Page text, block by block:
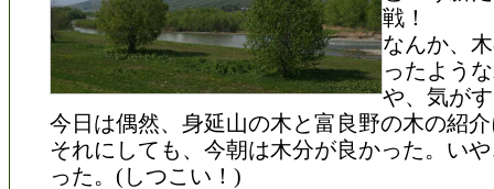
戦！
なんか、
ったよう
や、気が
今日は偶然、身延山の木と富良野の木の紹
それにしても、今朝は木分が良かった。い
った。(しつこい！)